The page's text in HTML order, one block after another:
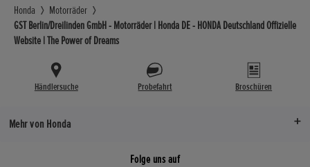
Honda
Motorräder
GST Berlin/Dreilinden GmbH - Motorräder | Honda DE - HONDA Deutschland Offizielle
Website | The Power of Dreams
Händlersuche Probefahrt Broschüren
Mehr von Honda
Folge uns auf